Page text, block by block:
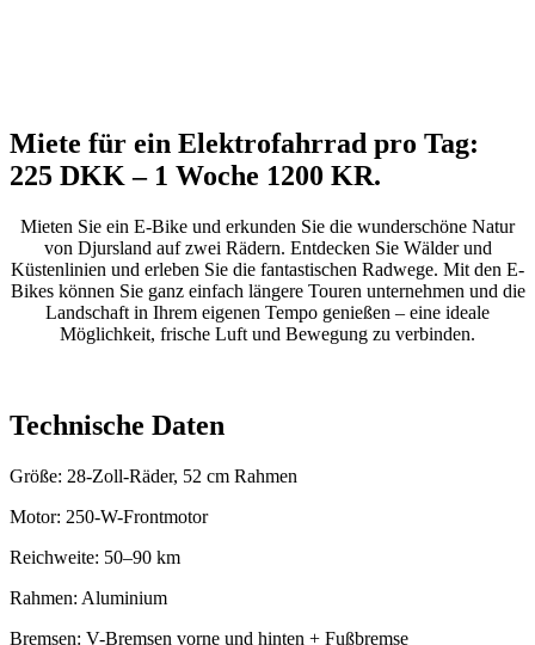
Miete für ein Elektrofahrrad pro Tag:
225 DKK – 1 Woche 1200 KR.
Mieten Sie ein E-Bike und erkunden Sie die wunderschöne Natur
von Djursland auf zwei Rädern. Entdecken Sie Wälder und
Küstenlinien und erleben Sie die fantastischen Radwege. Mit den E-
Bikes können Sie ganz einfach längere Touren unternehmen und die
Landschaft in Ihrem eigenen Tempo genießen – eine ideale
Möglichkeit, frische Luft und Bewegung zu verbinden.
Technische Daten
Größe: 28-Zoll-Räder, 52 cm Rahmen
Motor: 250-W-Frontmotor
Reichweite: 50–90 km
Rahmen: Aluminium
Bremsen: V-Bremsen vorne und hinten + Fußbremse